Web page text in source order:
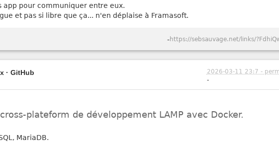
app pour communiquer entre eux.
et pas si libre que ça... n'en déplaise à Framasoft.
-https://sebsauvage.net/links/
· GitHub
2026-03-11 23:7 -
-
plateform de développement LAMP avec Docker.
MariaDB.